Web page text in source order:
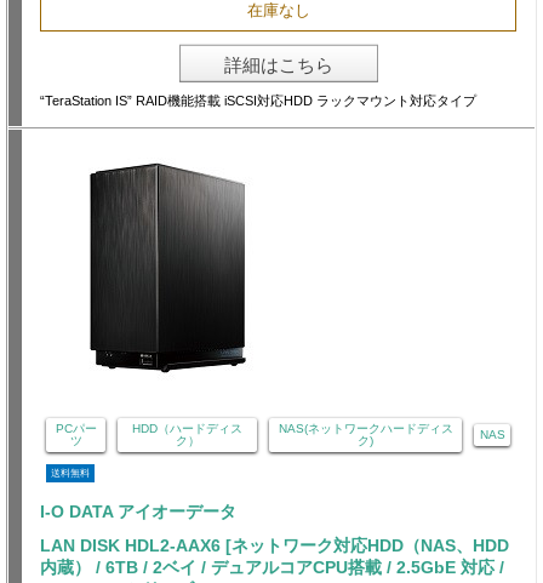
在庫なし
詳細はこちら
“TeraStation IS” RAID機能搭載 iSCSI対応HDD ラックマウント対応タイプ
PCパー
ツ
HDD（ハードディス
ク）
NAS(ネットワークハードディス
ク)
NAS
送料無料
I-O DATA アイオーデータ
LAN DISK HDL2-AAX6 [ネットワーク対応HDD（NAS、HDD
内蔵） / 6TB / 2ベイ / デュアルコアCPU搭載 / 2.5GbE 対応 /